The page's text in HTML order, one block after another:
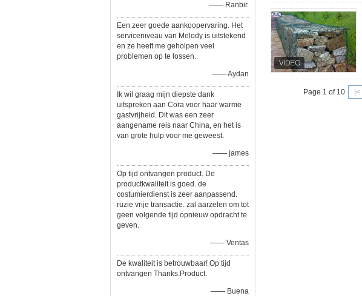
—— Ranbir.
Een zeer goede aankoopervaring. Het
serviceniveau van Melody is uitstekend
en ze heeft me geholpen veel
problemen op te lossen.
—— Aydan
Ik wil graag mijn diepste dank
uitspreken aan Cora voor haar warme
gastvrijheid. Dit was een zeer
aangename reis naar China, en het is
van grote hulp voor me geweest.
—— james
Op tijd ontvangen product. De
productkwaliteit is goed. de
costumierdienst is zeer aanpassend.
ruzie vrije transactie. zal aarzelen om tot
geen volgende tijd opnieuw opdracht te
geven.
—— Ventas
De kwaliteit is betrouwbaar! Op tijd
ontvangen Thanks.Product.
—— Buena
Page 1 of 10 |<